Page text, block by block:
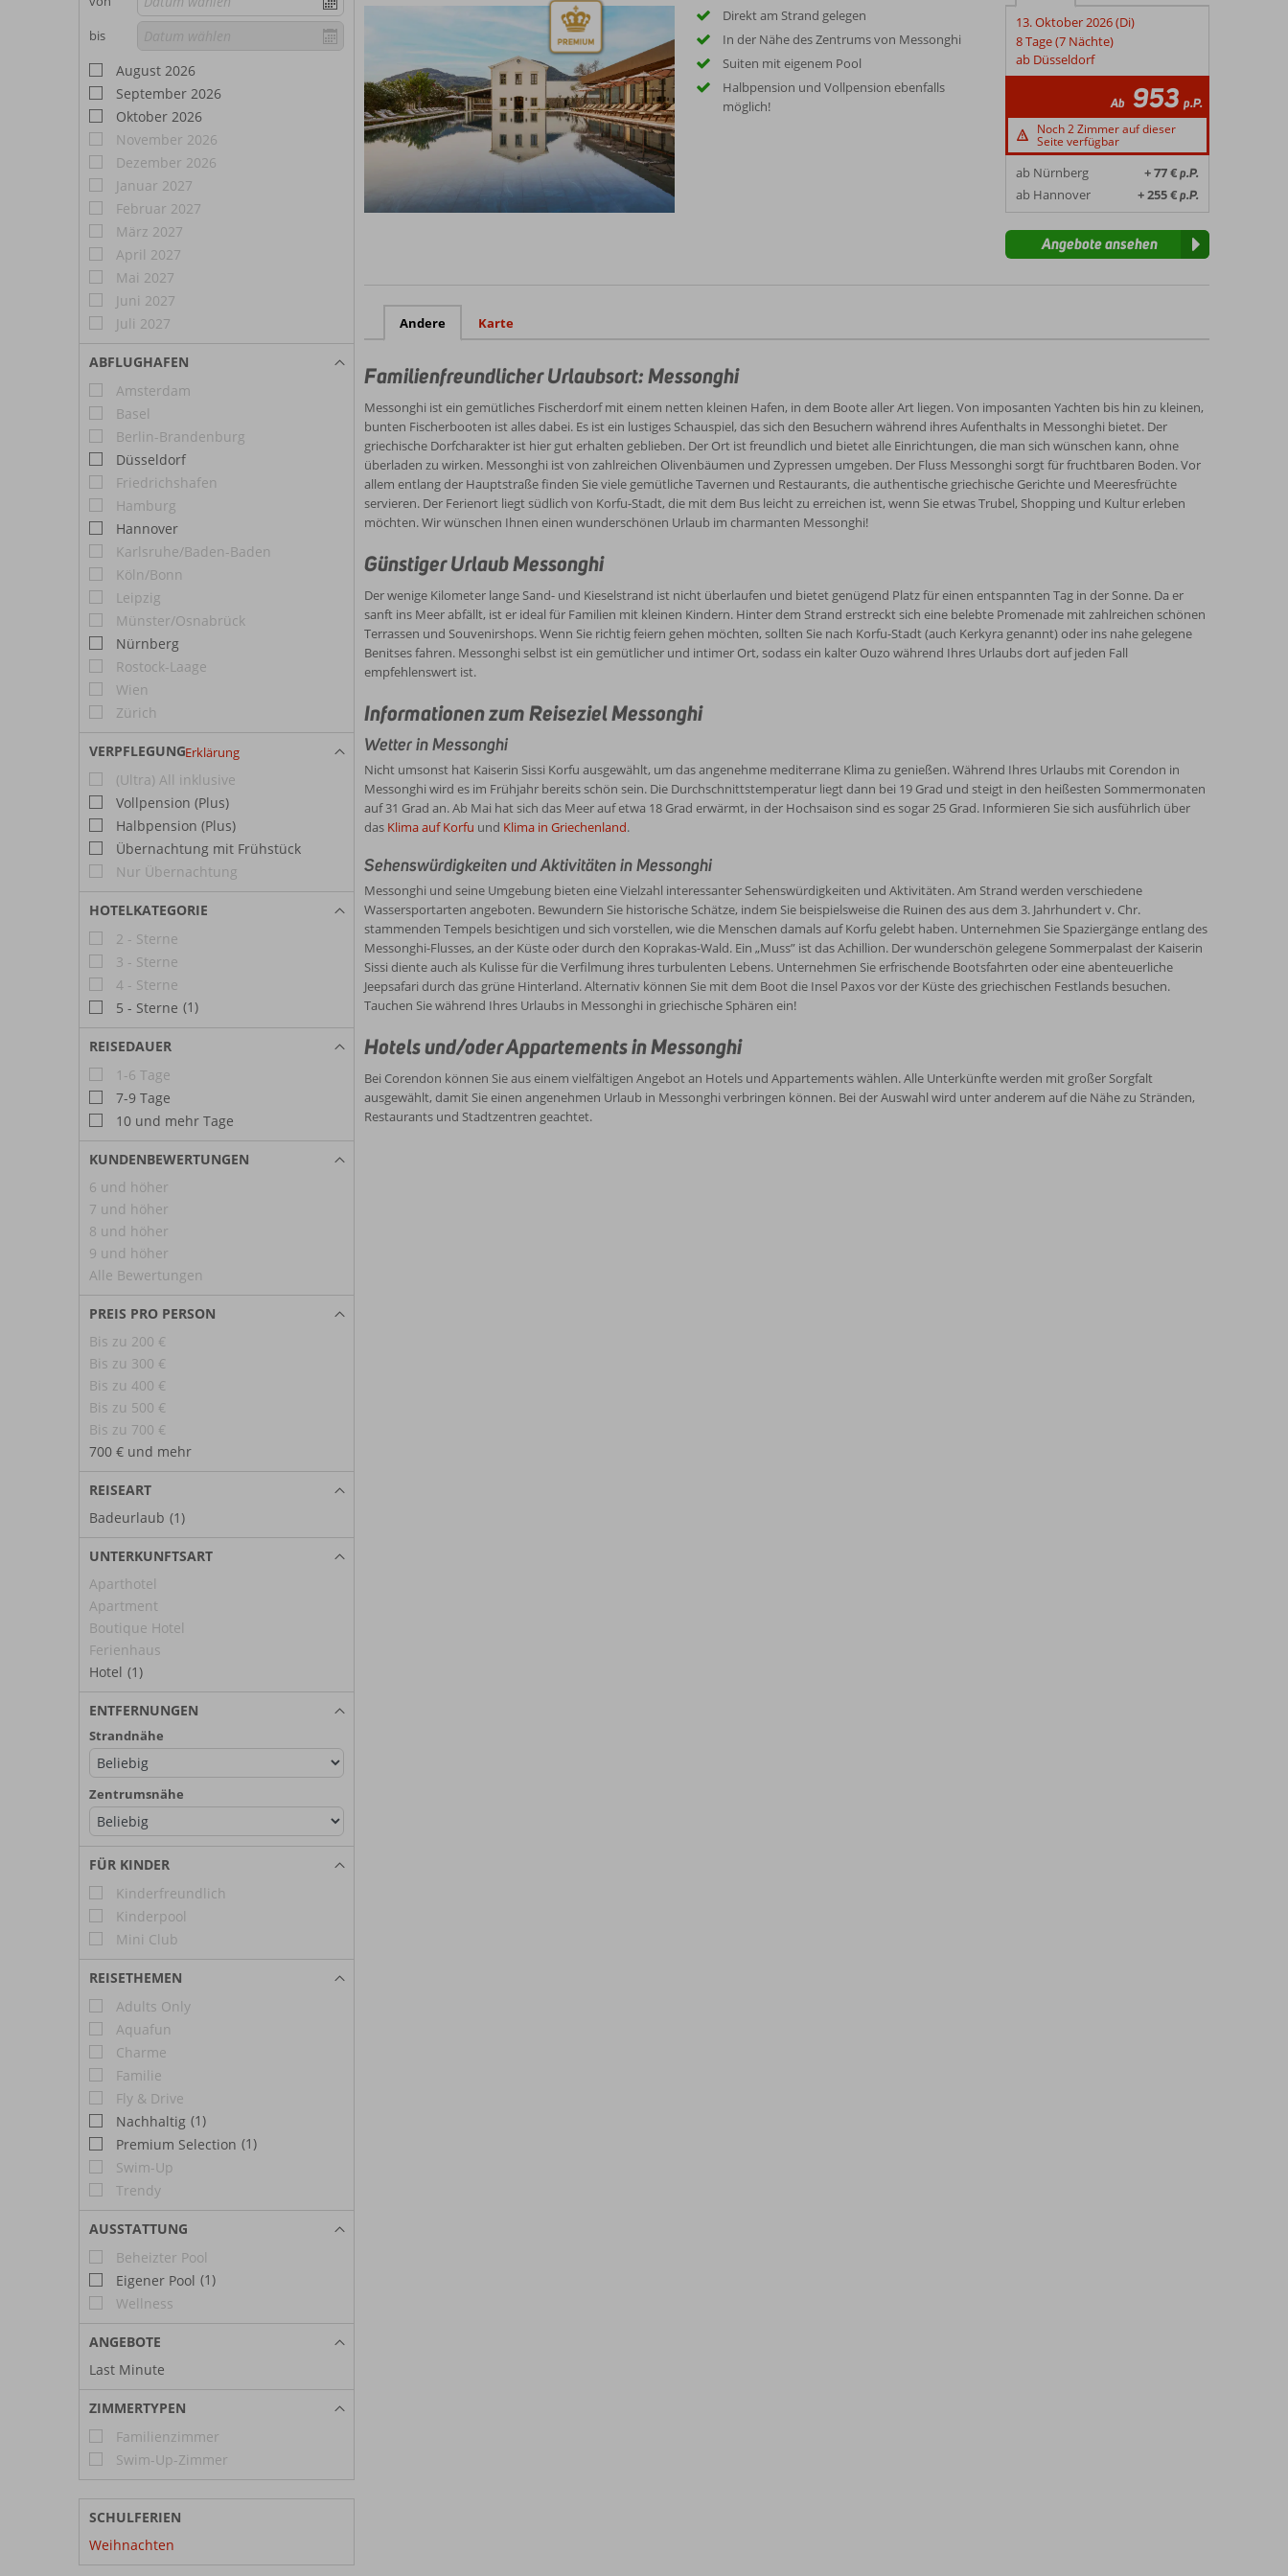
bis
August 2026
September 2026
Oktober 2026
November 2026
Dezember 2026
Januar 2027
Februar 2027
März 2027
April 2027
Mai 2027
Juni 2027
Juli 2027
ABFLUGHAFEN
Amsterdam
Basel
Berlin-Brandenburg
Düsseldorf
Friedrichshafen
Hamburg
Hannover
Karlsruhe/Baden-Baden
Köln/Bonn
Leipzig
Münster/Osnabrück
Nürnberg
Rostock-Laage
Wien
Zürich
VERPFLEGUNGErklärung
(Ultra) All inklusive
Vollpension (Plus)
Halbpension (Plus)
Übernachtung mit Frühstück
Nur Übernachtung
HOTELKATEGORIE
2 - Sterne
3 - Sterne
4 - Sterne
5 - Sterne (1)
REISEDAUER
1-6 Tage
7-9 Tage
10 und mehr Tage
KUNDENBEWERTUNGEN
6 und höher
7 und höher
8 und höher
9 und höher
Alle Bewertungen
PREIS PRO PERSON
Bis zu 200 €
Bis zu 300 €
Bis zu 400 €
Bis zu 500 €
Bis zu 700 €
700 € und mehr
REISEART
Badeurlaub (1)
UNTERKUNFTSART
Aparthotel
Apartment
Boutique Hotel
Ferienhaus
Hotel (1)
ENTFERNUNGEN
Strandnähe
Zentrumsnähe
FÜR KINDER
Kinderfreundlich
Kinderpool
Mini Club
REISETHEMEN
Adults Only
Aquafun
Charme
Familie
Fly & Drive
Nachhaltig (1)
Premium Selection (1)
Swim-Up
Trendy
AUSSTATTUNG
Beheizter Pool
Eigener Pool (1)
Wellness
ANGEBOTE
Last Minute
ZIMMERTYPEN
Familienzimmer
Swim-Up-Zimmer
SCHULFERIEN
Weihnachten
Direkt am Strand gelegen
In der Nähe des Zentrums von Messonghi
Suiten mit eigenem Pool
Halbpension und Vollpension ebenfalls
möglich!
13. Oktober 2026 (Di)
8 Tage (7 Nächte)
ab Düsseldorf
Ab 953 p.P.
Noch 2 Zimmer auf dieser
Seite verfügbar
ab Nürnberg + 77 €p.P.
ab Hannover + 255 €p.P.
Angebote ansehen
Andere Karte
Familienfreundlicher Urlaubsort: Messonghi
Messonghi ist ein gemütliches Fischerdorf mit einem netten kleinen Hafen, in dem Boote aller Art liegen. Von imposanten Yachten bis hin zu kleinen,
bunten Fischerbooten ist alles dabei. Es ist ein lustiges Schauspiel, das sich den Besuchern während ihres Aufenthalts in Messonghi bietet. Der
griechische Dorfcharakter ist hier gut erhalten geblieben. Der Ort ist freundlich und bietet alle Einrichtungen, die man sich wünschen kann, ohne
überladen zu wirken. Messonghi ist von zahlreichen Olivenbäumen und Zypressen umgeben. Der Fluss Messonghi sorgt für fruchtbaren Boden. Vor
allem entlang der Hauptstraße finden Sie viele gemütliche Tavernen und Restaurants, die authentische griechische Gerichte und Meeresfrüchte
servieren. Der Ferienort liegt südlich von Korfu-Stadt, die mit dem Bus leicht zu erreichen ist, wenn Sie etwas Trubel, Shopping und Kultur erleben
möchten. Wir wünschen Ihnen einen wunderschönen Urlaub im charmanten Messonghi!
Günstiger Urlaub Messonghi
Der wenige Kilometer lange Sand- und Kieselstrand ist nicht überlaufen und bietet genügend Platz für einen entspannten Tag in der Sonne. Da er
sanft ins Meer abfällt, ist er ideal für Familien mit kleinen Kindern. Hinter dem Strand erstreckt sich eine belebte Promenade mit zahlreichen schönen
Terrassen und Souvenirshops. Wenn Sie richtig feiern gehen möchten, sollten Sie nach Korfu-Stadt (auch Kerkyra genannt) oder ins nahe gelegene
Benitses fahren. Messonghi selbst ist ein gemütlicher und intimer Ort, sodass ein kalter Ouzo während Ihres Urlaubs dort auf jeden Fall
empfehlenswert ist.
Informationen zum Reiseziel Messonghi
Wetter in Messonghi
Nicht umsonst hat Kaiserin Sissi Korfu ausgewählt, um das angenehme mediterrane Klima zu genießen. Während Ihres Urlaubs mit Corendon in
Messonghi wird es im Frühjahr bereits schön sein. Die Durchschnittstemperatur liegt dann bei 19 Grad und steigt in den heißesten Sommermonaten
auf 31 Grad an. Ab Mai hat sich das Meer auf etwa 18 Grad erwärmt, in der Hochsaison sind es sogar 25 Grad. Informieren Sie sich ausführlich über
das Klima auf Korfu und Klima in Griechenland.
Sehenswürdigkeiten und Aktivitäten in Messonghi
Messonghi und seine Umgebung bieten eine Vielzahl interessanter Sehenswürdigkeiten und Aktivitäten. Am Strand werden verschiedene
Wassersportarten angeboten. Bewundern Sie historische Schätze, indem Sie beispielsweise die Ruinen des aus dem 3. Jahrhundert v. Chr.
stammenden Tempels besichtigen und sich vorstellen, wie die Menschen damals auf Korfu gelebt haben. Unternehmen Sie Spaziergänge entlang des
Messonghi-Flusses, an der Küste oder durch den Koprakas-Wald. Ein „Muss” ist das Achillion. Der wunderschön gelegene Sommerpalast der Kaiserin
Sissi diente auch als Kulisse für die Verfilmung ihres turbulenten Lebens. Unternehmen Sie erfrischende Bootsfahrten oder eine abenteuerliche
Jeepsafari durch das grüne Hinterland. Alternativ können Sie mit dem Boot die Insel Paxos vor der Küste des griechischen Festlands besuchen.
Tauchen Sie während Ihres Urlaubs in Messonghi in griechische Sphären ein!
Hotels und/oder Appartements in Messonghi
Bei Corendon können Sie aus einem vielfältigen Angebot an Hotels und Appartements wählen. Alle Unterkünfte werden mit großer Sorgfalt
ausgewählt, damit Sie einen angenehmen Urlaub in Messonghi verbringen können. Bei der Auswahl wird unter anderem auf die Nähe zu Stränden,
Restaurants und Stadtzentren geachtet.